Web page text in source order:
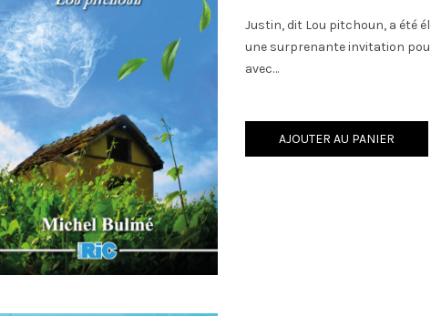
Justin, dit Lou pitchoun, a été
une surprenante invitation
avec…
AJOUTER AU PANIER